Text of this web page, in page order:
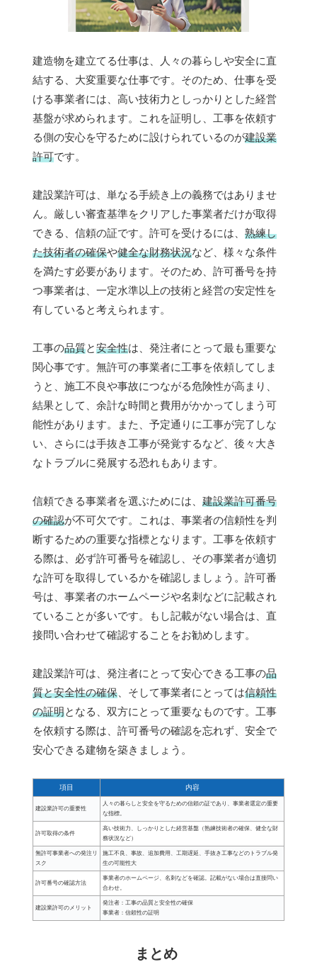
建造物を建立てる仕事は、人々の暮らしや安全に直
結する、大変重要な仕事です。そのため、仕事を受
ける事業者には、高い技術力としっかりとした経営
基盤が求められます。これを証明し、工事を依頼す
る側の安心を守るために設けられているのが建設業
許可です。
建設業許可は、単なる手続き上の義務ではありませ
ん。厳しい審査基準をクリアした事業者だけが取得
できる、信頼の証です。許可を受けるには、 熟練し
た技術者の確保や健全な財務状況など、様々な条件
を満たす必要があります。そのため、許可番号を持
つ事業者は、一定水準以上の技術と経営の安定性を
有していると考えられます。
工事の品質と安全性は、発注者にとって最も重要な
関心事です。無許可の事業者に工事を依頼してしま
うと、施工不良や事故につながる危険性が高まり、
結果として、余計な時間と費用がかかってしまう可
能性があります。また、予定通りに工事が完了しな
い、さらには手抜き工事が発覚するなど、後々大き
なトラブルに発展する恐れもあります。
信頼できる事業者を選ぶためには、 建設業許可番号
の確認が不可欠です。これは、事業者の信頼性を判
断するための重要な指標となります。工事を依頼す
る際は、必ず許可番号を確認し、その事業者が適切
な許可を取得しているかを確認しましょう。許可番
号は、事業者のホームページや名刺などに記載され
ていることが多いです。もし記載がない場合は、直
接問い合わせて確認することをお勧めします。
建設業許可は、発注者にとって安心できる工事の品
質と安全性の確保 、そして事業者にとっては信頼性
の証明となる、双方にとって重要なものです。工事
を依頼する際は、許可番号の確認を忘れず、安全で
安心できる建物を築きましょう。
項目 内容
建設業許可の重要性
人々の暮らしと安全を守るための信頼の証であり、事業者選定の重要
な指標。
許可取得の条件
高い技術力、しっかりとした経営基盤（熟練技術者の確保、健全な財
務状況など）
無許可事業者への発注リ
スク
施工不良、事故、追加費用、工期遅延、手抜き工事などのトラブル発
生の可能性大
許可番号の確認方法
事業者のホームページ、名刺などを確認。記載がない場合は直接問い
合わせ。
建設業許可のメリット
発注者：工事の品質と安全性の確保
事業者：信頼性の証明
まとめ